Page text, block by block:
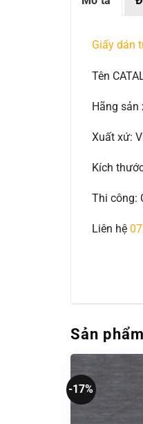
Giấy dán
Tên
Hãng sản
Xuất xứ:
Kích
Thi công:
Liên hệ
Sản
-17%